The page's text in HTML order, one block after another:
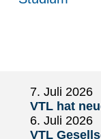
7. Juli 2026
VTL hat
6. Juli 2026
VTL